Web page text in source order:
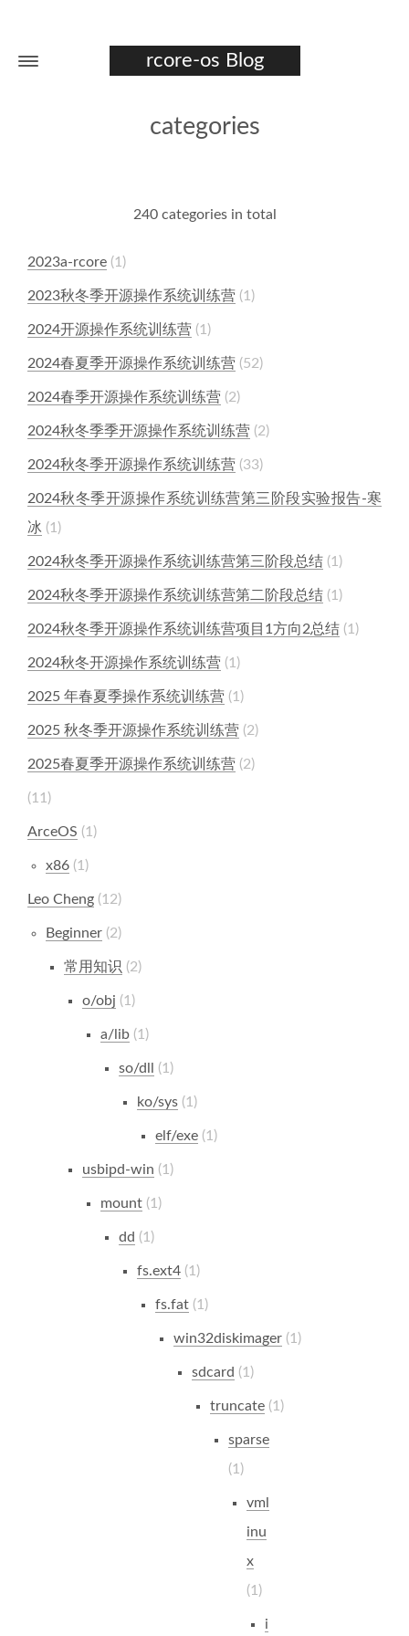
rcore-os Blog
categories
240 categories in total
2023a-rcore 1
2023秋冬季开源操作系统训练营 1
2024开源操作系统训练营 1
2024春夏季开源操作系统训练营 52
2024春季开源操作系统训练营 2
2024秋冬季季开源操作系统训练营 2
2024秋冬季开源操作系统训练营 33
2024秋冬季开源操作系统训练营第三阶段实验报告-寒
冰
1
2024秋冬季开源操作系统训练营第三阶段总结 1
2024秋冬季开源操作系统训练营第二阶段总结 1
2024秋冬季开源操作系统训练营项目1方向2总结 1
2024秋冬开源操作系统训练营 1
2025 年春夏季操作系统训练营 1
2025 秋冬季开源操作系统训练营 2
2025春夏季开源操作系统训练营 2
11
ArceOS 1
x86 1
Leo Cheng 12
Beginner 2
常用知识 2
o/obj 1
a/lib 1
so/dll 1
ko/sys 1
elf/exe 1
usbipd-win 1
mount 1
dd 1
fs.ext4 1
fs.fat 1
win32diskimager 1
sdcard 1
truncate 1
sparse
1
vml
inu
x
1
i